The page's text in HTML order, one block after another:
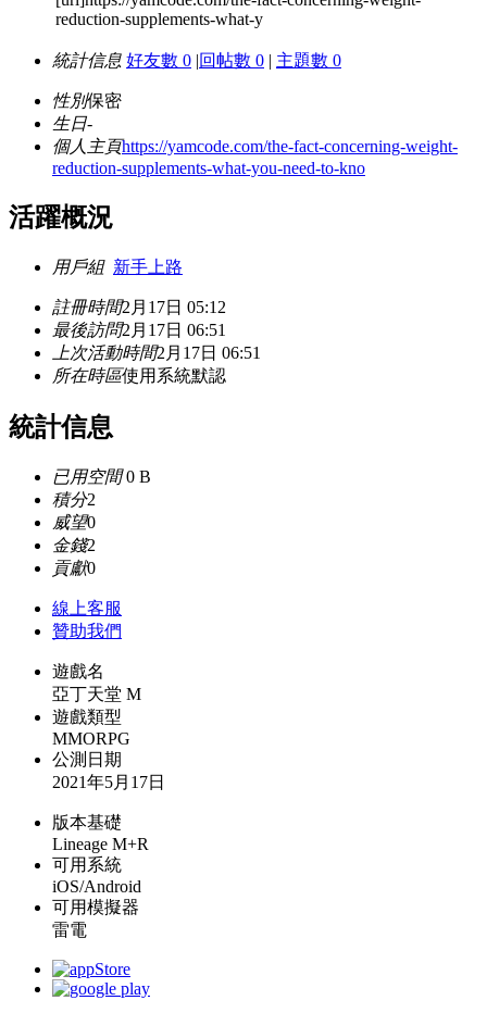
reduction-supplements-what-y
統計信息 好友數 0 |回帖數 0 | 主題數 0
性別保密
生日-
個人主頁https://yamcode.com/the-fact-concerning-weight-
reduction-supplements-what-you-need-to-kno
活躍概況
用戶組 新手上路
註冊時間2月17日 05:12
最後訪問2月17日 06:51
上次活動時間2月17日 06:51
所在時區使用系統默認
統計信息
已用空間0 B
積分2
威望0
金錢2
貢獻0
線上客服
贊助我們
遊戲名
亞丁天堂 M
遊戲類型
MMORPG
公測日期
2021年5月17日
版本基礎
Lineage M+R
可用系統
iOS/Android
可用模擬器
雷電